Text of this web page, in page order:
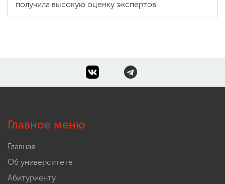
получила высокую оценку экспертов
Главное меню
Главная
Об университете
Абитуриенту